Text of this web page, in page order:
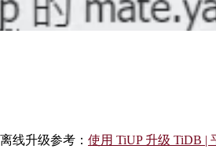
线升级参考： 使用 TiUP 升级 TiDB |